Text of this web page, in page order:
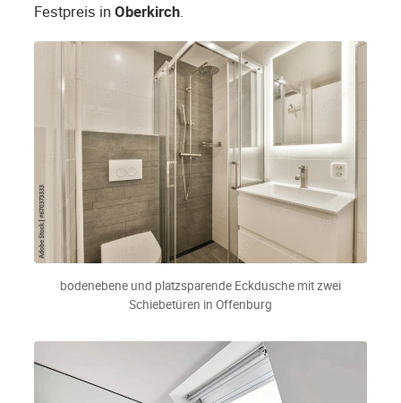
Festpreis in Oberkirch.
bodenebene und platzsparende Eckdusche mit zwei
Schiebetüren in Offenburg